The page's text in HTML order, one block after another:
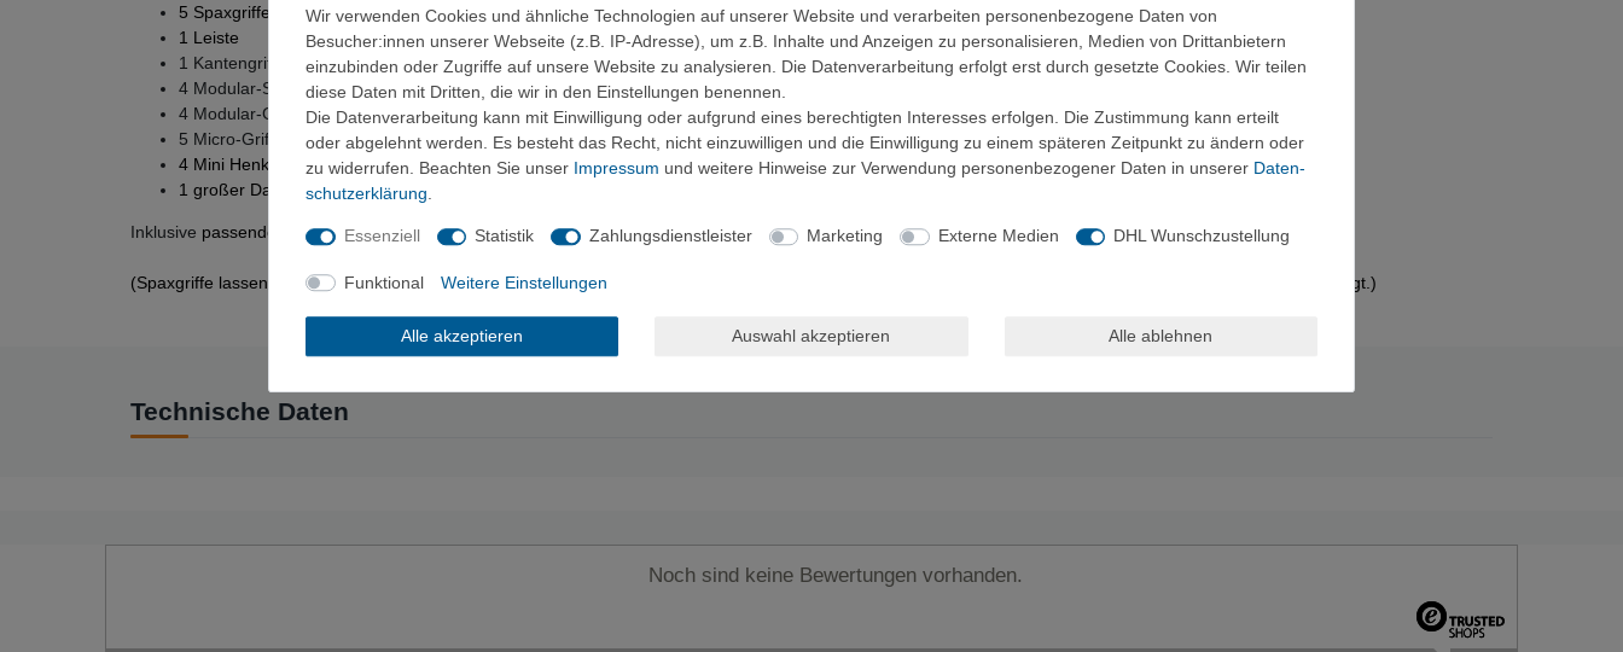
5 Spaxgriffe
1 Leiste
1 Kantengriff
4 Modular-Spaxgriffe (medium)
4 Modular-Griffe (medium)
5 Micro-Griffe (small)
4 Mini Henkel
1 großer Dach-Henkel
Inklusive passende Schrauben, Einschlagmuttern, Schraubwerkzeug und einer Bauanleitung für Boulderwände.
(Spaxgriffe lassen sich mit Spax-Schrauben befestigen. Die Griffe ohne diesen Zusatz werden mit 10 mm Schrauben und Einschlagmuttern an der Wand befestigt.)
Technische Daten
Noch sind keine Bewertungen vorhanden.
Wir verwenden Cookies und ähnliche Technologien auf unserer Website und verarbeiten personenbezogene Daten von
Besucher:innen unserer Webseite (z.B. IP-Adresse), um z.B. Inhalte und Anzeigen zu personalisieren, Medien von Drittanbietern
einzubinden oder Zugriffe auf unsere Website zu analysieren. Die Datenverarbeitung erfolgt erst durch gesetzte Cookies. Wir teilen
diese Daten mit Dritten, die wir in den Einstellungen benennen.
Die Datenverarbeitung kann mit Einwilligung oder aufgrund eines berechtigten Interesses erfolgen. Die Zustimmung kann erteilt
oder abgelehnt werden. Es besteht das Recht, nicht einzuwilligen und die Einwilligung zu einem späteren Zeitpunkt zu ändern oder
zu widerrufen. Beachten Sie unser Impressum und weitere Hinweise zur Verwendung personenbezogener Daten in unserer Daten­
schutz­erklärung.
Essenziell Statistik Zahlungsdienstleister Marketing Externe Medien DHL Wunschzustellung
Funktional Weitere Einstellungen
Alle akzeptieren Auswahl akzeptieren Alle ablehnen